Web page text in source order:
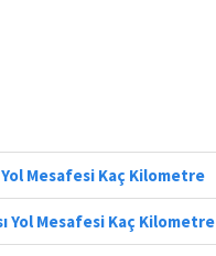
Mesafesi Kaç Kilometre
Yol Mesafesi Kaç Kilometre